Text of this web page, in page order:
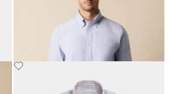
Oxford a Righe Elasticizzata con
Collo Button Down